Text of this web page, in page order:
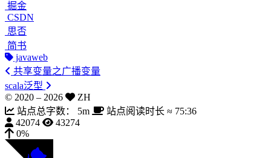
掘金
CSDN
思否
简书
javaweb
共享变量之广播变量
scala泛型
© 2020 – 2026
ZH
站点总字数：
5m 站点阅读时长 ≈ 75:36
42074
43274
0%